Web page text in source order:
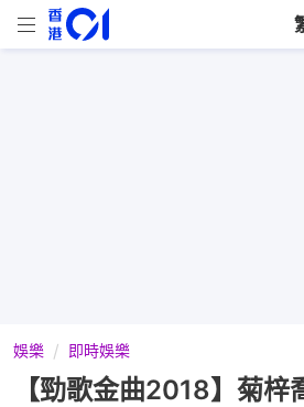
娛樂 即時娛樂
【勁歌金曲2018】菊梓